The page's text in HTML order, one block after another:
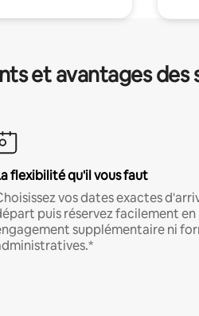
et avantages des
flexibilité qu'il vous faut
vos dates exactes
puis réservez facilement en
supplémentaire ni